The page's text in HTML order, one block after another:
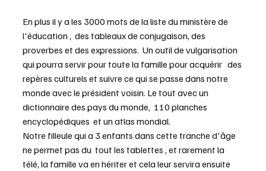
En plus il y a les 3000 mots de la liste du ministère de
l'éducation ,  des tableaux de conjugaison, des
proverbes et des expressions.  Un outil de vulgarisation
qui pourra servir pour toute la famille pour acquérir   des
repères culturels et suivre ce qui se passe dans notre
monde avec le président voisin. Le tout avec un
dictionnaire des pays du monde,  110 planches
encyclopédiques  et un atlas mondial.
Notre filleule qui a 3 enfants dans cette tranche d'âge
ne permet pas du  tout les tablettes , et rarement la
télé, la famille va en hériter et cela leur servira ensuite